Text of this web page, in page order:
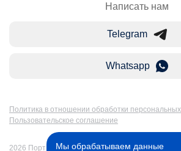
Написать нам
Telegram
Whatsapp
Политика в отношении обработки
Пользовательское соглашение
2026 Портал Бакалавр-Магистр: дистанционное
Мы обрабатываем данные